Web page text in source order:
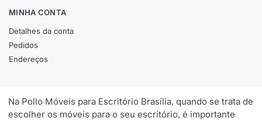
MINHA CONTA
Detalhes da conta
Pedidos
Endereços
Na Pollo Móveis para Escritório Brasília, quando se trata de
escolher os móveis para o seu escritório, é importante